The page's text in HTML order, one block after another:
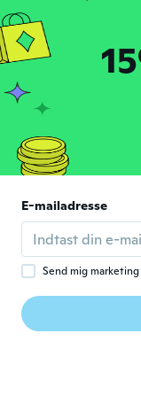
横幅が
for ca. 5 år
J Tilmeldt
for ca. 5 år
L Tilmeldt
for ca. 5 år
John
E-mailadresse
Send mig